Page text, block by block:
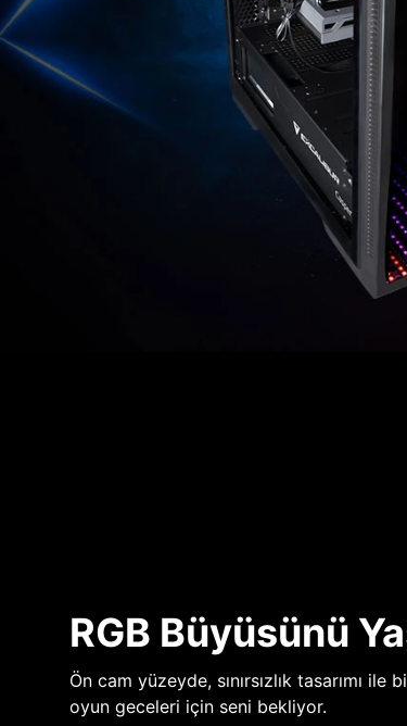
RGB Büyüsünü
Ön cam yüzeyde, sınırsızlık tasarımı
oyun geceleri için seni bekliyor.